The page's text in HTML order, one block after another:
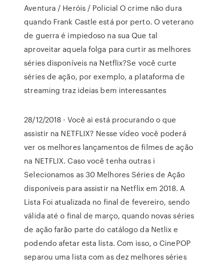
Aventura / Heróis / Policial O crime não dura
quando Frank Castle está por perto. O veterano
de guerra é impiedoso na sua Que tal
aproveitar aquela folga para curtir as melhores
séries disponíveis na Netflix?Se você curte
séries de ação, por exemplo, a plataforma de
streaming traz ideias bem interessantes
28/12/2018 · Você ai está procurando o que
assistir na NETFLIX? Nesse vídeo você poderá
ver os melhores lançamentos de filmes de ação
na NETFLIX. Caso você tenha outras i
Selecionamos as 30 Melhores Séries de Ação
disponíveis para assistir na Netflix em 2018. A
Lista Foi atualizada no final de fevereiro, sendo
válida até o final de março, quando novas séries
de ação farão parte do catálogo da Netlix e
podendo afetar esta lista. Com isso, o CinePOP
separou uma lista com as dez melhores séries